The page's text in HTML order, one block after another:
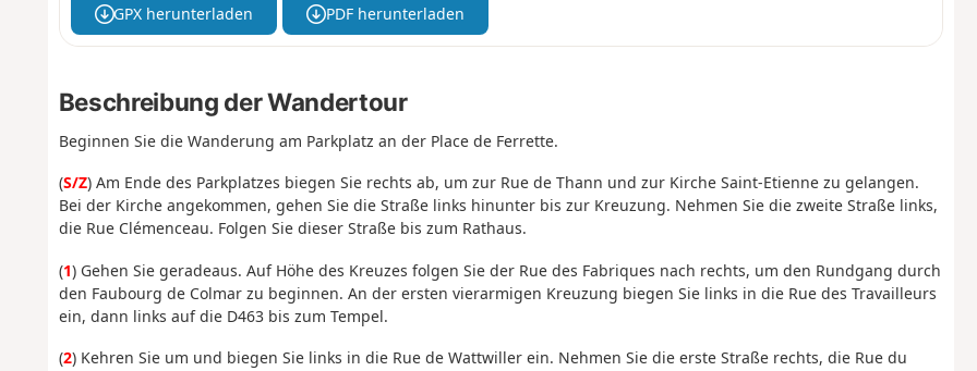
GPX herunterladen PDF herunterladen
Beschreibung der Wandertour
Beginnen Sie die Wanderung am Parkplatz an der Place de Ferrette.
(S/Z) Am Ende des Parkplatzes biegen Sie rechts ab, um zur Rue de Thann und zur Kirche Saint-Etienne zu gelangen.
Bei der Kirche angekommen, gehen Sie die Straße links hinunter bis zur Kreuzung. Nehmen Sie die zweite Straße links,
die Rue Clémenceau. Folgen Sie dieser Straße bis zum Rathaus.
(1) Gehen Sie geradeaus. Auf Höhe des Kreuzes folgen Sie der Rue des Fabriques nach rechts, um den Rundgang durch
den Faubourg de Colmar zu beginnen. An der ersten vierarmigen Kreuzung biegen Sie links in die Rue des Travailleurs
ein, dann links auf die D463 bis zum Tempel.
(2) Kehren Sie um und biegen Sie links in die Rue de Wattwiller ein. Nehmen Sie die erste Straße rechts, die Rue du